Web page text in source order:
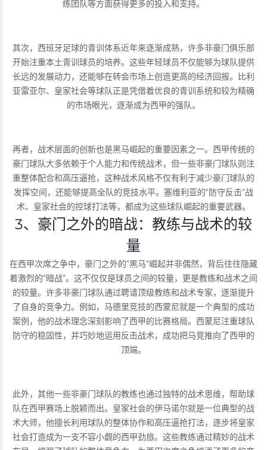
练团队等方面获得更多的投入和支持。
其次，西班牙足球的青训体系近年来逐渐成熟，许多非豪门俱乐部
开始注重本土青训球员的培养。这些年轻球员不仅能够为球队提供
长远的发展动力，还能够在转会市场上创造更高的经济回报。比利
亚雷亚尔、皇家社会等球队正是凭借着优良的青训系统和较为精确
的市场眼光，逐渐成为西甲的强队。
再者，战术层面的创新也是黑马崛起的重要因素之一。西甲传统的
豪门球队大多依赖于个人能力和传统战术，但一些非豪门球队则注
重整体配合和高压逼抢，这种战术风格不仅有利于减少豪门球队的
发挥空间，还能够提高全队的竞技水平。塞维利亚的“防守反击”战
术、皇家社会的控球打法等，都成为这些球队崛起的重要武器。
3、豪门之外的暗战：教练与战术的较
量
在西甲次席之争中，豪门之外的“黑马”崛起并非偶然，背后往往隐藏
着激烈的“暗战”。这不仅仅是球员之间的较量，更是教练和战术之间
的较量。许多非豪门球队通过聘请顶级教练和战术专家，逐渐提升
了自身的竞争力。例如，马德里竞技的西蒙尼就是一个典型的成功
案例，他的战术理念深刻影响了西甲的比赛格局。西蒙尼注重球队
防守的稳固性，并巧妙地运用反击战术，成功把马竞推向了西甲的
顶端。
此外，其他一些非豪门球队的教练也通过独特的战术思维，帮助球
队在西甲赛场上脱颖而出。皇家社会的伊马诺尔就是一位典型的战
术大师，他擅长利用球队的整体协作和高压逼抢打法，逐步将皇家
社会打造成为一支不容小觑的西甲劲旅。这些教练通过精妙的战术